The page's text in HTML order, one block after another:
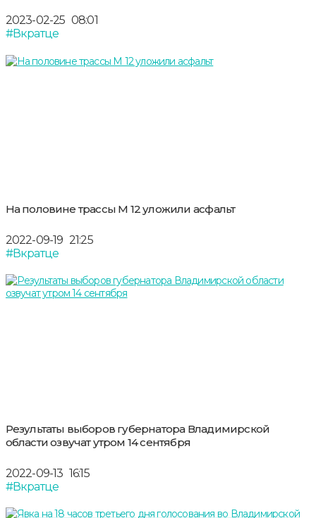
2023-02-25 08:01
#Вкратце
На половине трассы М 12 уложили асфальт
2022-09-19 21:25
#Вкратце
Результаты выборов губернатора Владимирской
области озвучат утром 14 сентября
2022-09-13 16:15
#Вкратце